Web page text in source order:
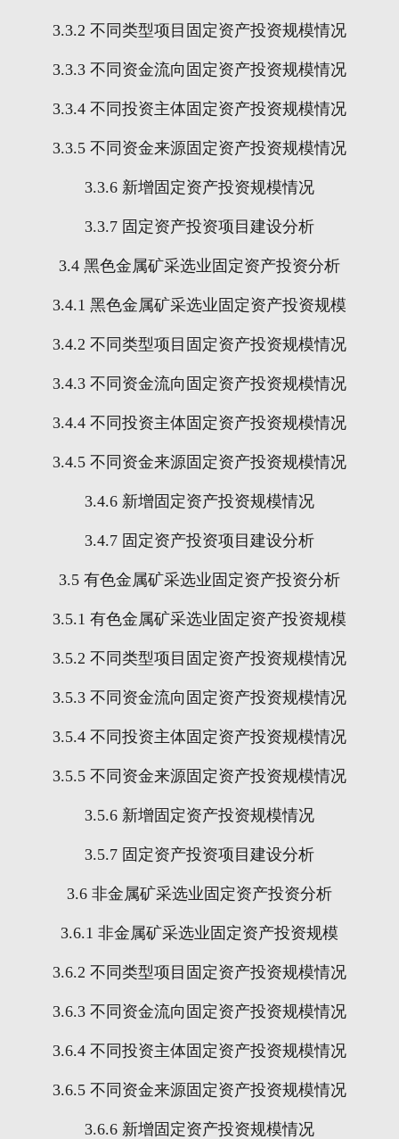
3.3.2 不同类型项目固定资产投资规模情况
3.3.3 不同资金流向固定资产投资规模情况
3.3.4 不同投资主体固定资产投资规模情况
3.3.5 不同资金来源固定资产投资规模情况
3.3.6 新增固定资产投资规模情况
3.3.7 固定资产投资项目建设分析
3.4 黑色金属矿采选业固定资产投资分析
3.4.1 黑色金属矿采选业固定资产投资规模
3.4.2 不同类型项目固定资产投资规模情况
3.4.3 不同资金流向固定资产投资规模情况
3.4.4 不同投资主体固定资产投资规模情况
3.4.5 不同资金来源固定资产投资规模情况
3.4.6 新增固定资产投资规模情况
3.4.7 固定资产投资项目建设分析
3.5 有色金属矿采选业固定资产投资分析
3.5.1 有色金属矿采选业固定资产投资规模
3.5.2 不同类型项目固定资产投资规模情况
3.5.3 不同资金流向固定资产投资规模情况
3.5.4 不同投资主体固定资产投资规模情况
3.5.5 不同资金来源固定资产投资规模情况
3.5.6 新增固定资产投资规模情况
3.5.7 固定资产投资项目建设分析
3.6 非金属矿采选业固定资产投资分析
3.6.1 非金属矿采选业固定资产投资规模
3.6.2 不同类型项目固定资产投资规模情况
3.6.3 不同资金流向固定资产投资规模情况
3.6.4 不同投资主体固定资产投资规模情况
3.6.5 不同资金来源固定资产投资规模情况
3.6.6 新增固定资产投资规模情况